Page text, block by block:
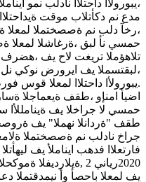
،يبورولأا داحتلاا نادلب نمو
مدع نم دكأتلاب موقت ةيداحتلاا
،رخآ دلب نم ةصصختملا
حمسي نأ لبق ،ةرغاشلا لمعلا
تلاهؤملا تريغت لاح يف ،هضرف
،لبقتسملا يف ايرورض نوكي نل
.يبورولأا داحتلاا لمعلا قوس
اضيأ امنإو ،طقف ةيعماجلا
حمسي لا جراخلا يف ةينامللأا
طقف "ةردانلا نهملا" يف
جراخ نادلب نم ةصصختملا
فارتعلاا فدهب ايناملأ يف
2020رياني 2 ,ةيلارديفلا ةموكحلا نايب :ردصملا)